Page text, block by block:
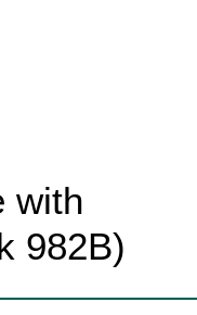
with
982B)